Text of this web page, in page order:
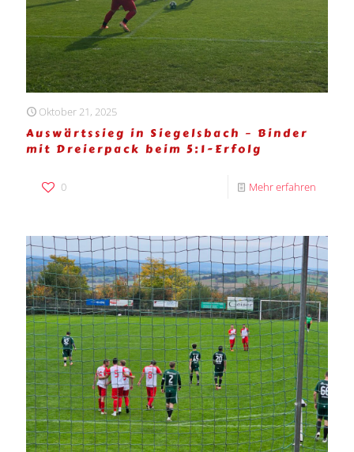
Oktober 21, 2025
Auswärtssieg in Siegelsbach – Binder
mit Dreierpack beim 5:1-Erfolg
0 Mehr erfahren